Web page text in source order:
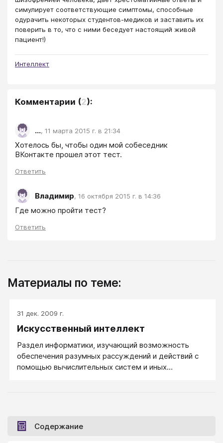
симулирует соответствующие симптомы, способные
одурачить некоторых студентов-медиков и заставить их
поверить в то, что с ними беседует настоящий живой
пациент!)
Интеллект
Комментарии (2):
..., 11 марта 2015 г. в 21:34
Хотелось бы, чтобы один мой собеседник
ВКонтакте прошел этот тест.
Ответить
Владимир, 16 октября 2015 г. в 14:36
Где можно пройти тест?
Ответить
Материалы по теме:
31 дек. 2009 г.
Искусственный интеллект
Раздел информатики, изучающий возможность
обеспечения разумных рассуждений и действий с
помощью вычислительных систем и иных
Содержание